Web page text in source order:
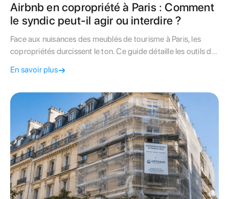
Airbnb en copropriété à Paris : Comment
le syndic peut-il agir ou interdire ?
Face aux nuisances des meublés de tourisme à Paris, les
copropriétés durcissent le ton. Ce guide détaille les outils du
durée.
En savoir plus